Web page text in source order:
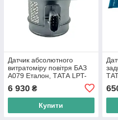
Датчик абсолютного
витратоміру повітря БАЗ
А079 Еталон, ТАТА LPT-
6 930 ₴
Купити